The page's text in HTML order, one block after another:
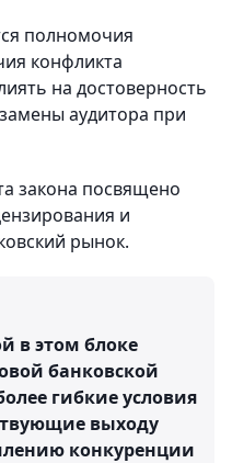
полномочия
конфликта
на достоверность
аудитора при
закона посвящено
и
рынок.
в этом блоке
банковской
гибкие условия
выходу
конкуренции